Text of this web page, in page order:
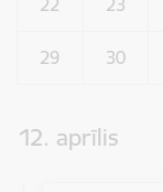
29 30
12. aprīlis